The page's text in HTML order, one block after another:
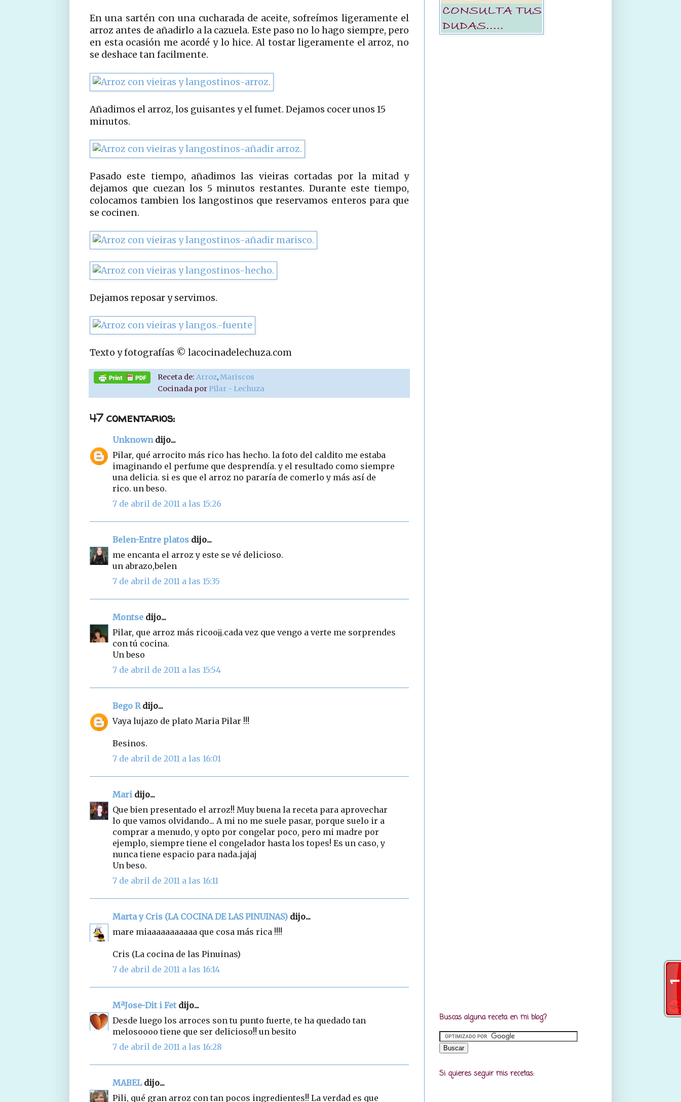
En una sartén con una cucharada de aceite, sofreímos ligeramente el
arroz antes de añadirlo a la cazuela. Este paso no lo hago siempre, pero
en esta ocasión me acordé y lo hice. Al tostar ligeramente el arroz, no
se deshace tan facilmente.
Añadimos el arroz, los guisantes y el fumet. Dejamos cocer unos 15
minutos.
Pasado este tiempo, añadimos las vieiras cortadas por la mitad y
dejamos que cuezan los 5 minutos restantes. Durante este tiempo,
colocamos tambien los langostinos que reservamos enteros para que
se cocinen.
Dejamos reposar y servimos.
Texto y fotografías © lacocinadelechuza.com
Receta de:Arroz,Mariscos
Cocinada por Pilar - Lechuza
47 comentarios:
Unknowndijo...
Pilar, qué arrocito más rico has hecho. la foto del caldito me estaba
imaginando el perfume que desprendía. y el resultado como siempre
una delicia. si es que el arroz no pararía de comerlo y más así de
rico. un beso.
7 de abril de 2011 a las 15:26
Belen-Entre platos dijo...
me encanta el arroz y este se vé delicioso.
un abrazo,belen
7 de abril de 2011 a las 15:35
Montse dijo...
Pilar, que arroz más ricoo¡¡.cada vez que vengo a verte me sorprendes
con tú cocina.
Un beso
7 de abril de 2011 a las 15:54
Bego Rdijo...
Vaya lujazo de plato Maria Pilar !!!
Besinos.
7 de abril de 2011 a las 16:01
Mari dijo...
Que bien presentado el arroz!! Muy buena la receta para aprovechar
lo que vamos olvidando... A mi no me suele pasar, porque suelo ir a
comprar a menudo, y opto por congelar poco, pero mi madre por
ejemplo, siempre tiene el congelador hasta los topes! Es un caso, y
nunca tiene espacio para nada..jajaj
Un beso.
7 de abril de 2011 a las 16:11
Marta y Cris (LA COCINA DE LAS PINUINAS) dijo...
mare miaaaaaaaaaaa que cosa más rica !!!!
Cris (La cocina de las Pinuinas)
7 de abril de 2011 a las 16:14
MªJose-Dit i Fetdijo...
Desde luego los arroces son tu punto fuerte, te ha quedado tan
melosoooo tiene que ser delicioso!! un besito
7 de abril de 2011 a las 16:28
MABELdijo...
Pili, qué gran arroz con tan pocos ingredientes!! La verdad es que
Buscas alguna receta en mi blog?
Si quieres seguir mis recetas: